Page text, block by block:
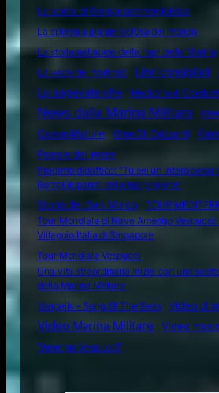
La scelta di Giorgia sommergibilista
La spiaggia più pericolosa del mondo
La storia nel nome delle navi della Marina
La voce del marinaio
Libri consigliati
Lo sapevate che Medicina di
News dalla Marina Militare
Ocean4future
Oltre Gli Orizzonti
Poesie del mare
Progetto didattico: “Tu sei un intero
Rompi le pareti della tua prigione”
Storia del San Marco
TOUR
Tour Mondiale di Nave Amerigo
Villaggio Italia di Singapore
Tour Mondiale Vespucci
Una vita straordinaria inizia con una
della Marina Militare
Vangelis – Song Of The Seas
Video di
Video Marina Militare Video
“Amerigo Vespucci”